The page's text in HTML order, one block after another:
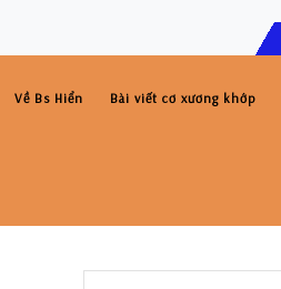
Về Bs Hiển Bài viết cơ xương khớp